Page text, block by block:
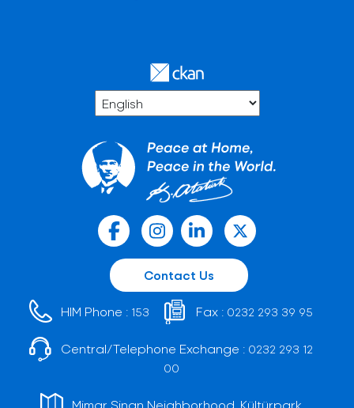
Contact Us
HIM Phone : 153 Fax : 0232 293 39 95
Central/Telephone Exchange : 0232 293 12
00
Mimar Sinan Neighborhood, Kültürpark